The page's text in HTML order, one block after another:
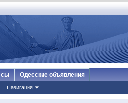
Навигация
Одесские объявления